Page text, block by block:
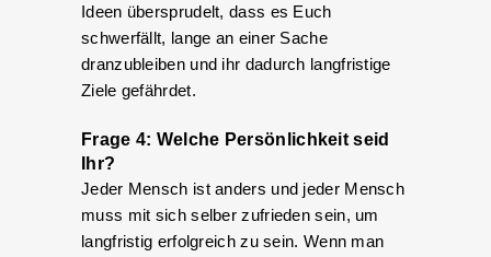
Ideen übersprudelt, dass es Euch
schwerfällt, lange an einer Sache
dranzubleiben und ihr dadurch langfristige
Ziele gefährdet.
Frage 4: Welche Persönlichkeit seid
Ihr?
Jeder Mensch ist anders und jeder Mensch
muss mit sich selber zufrieden sein, um
langfristig erfolgreich zu sein. Wenn man